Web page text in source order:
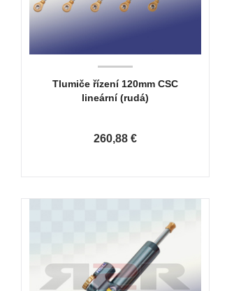
Tlumiče řízení 120mm CSC
lineární (rudá)
260,88 €